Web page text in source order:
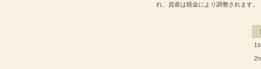
れ、資産は税金により調整されます。